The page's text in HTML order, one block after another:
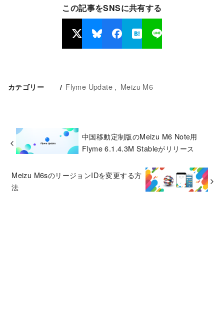
この記事をSNSに共有する
カテゴリー Flyme Update Meizu M6
中国移動定制版のMeizu M6 Note用
Flyme 6.1.4.3M Stableがリリース
Meizu M6sのリージョンIDを変更する方
法